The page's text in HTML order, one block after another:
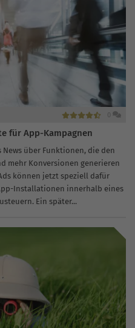
0
für App-Kampagnen
über Funktionen, die den
mehr Konversionen generieren
können jetzt speziell dafür
Installationen innerhalb eines
Ein später...